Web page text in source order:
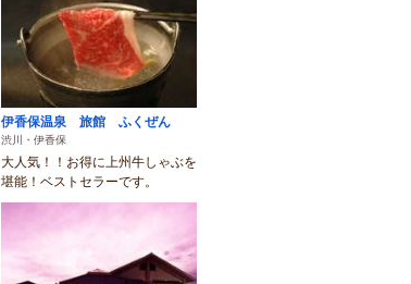
伊香保温泉 旅館 ふくぜん
渋川・伊香保
大人気！！お得に上州牛しゃぶを
堪能！ベストセラーです。